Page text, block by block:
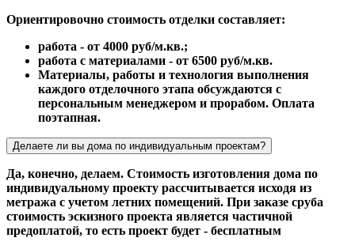
Ориентировочно стоимость отделки составляет:
работа - от 4000 руб/м.кв.;
работа с материалами - от 6500 руб/м.кв.
Материалы, работы и технология выполнения
каждого отделочного этапа обсуждаются с
персональным менеджером и прорабом. Оплата
поэтапная.
Делаете ли вы дома по индивидуальным проектам?
Да, конечно, делаем. Стоимость изготовления дома по
индивидуальному проекту рассчитывается исходя из
метража с учетом летних помещений. При заказе сруба
стоимость эскизного проекта является частичной
предоплатой, то есть проект будет - бесплатным